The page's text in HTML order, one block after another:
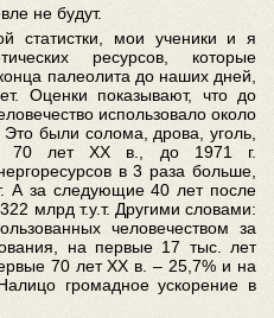
не будут.
статистки, мои ученики и я
ресурсов, которые
палеолита до наших дней,
Оценки показывают, что до
использовало около
были солома, дрова, уголь,
70 лет ХХ в., до 1971 г.
в 3 раза больше,
А за следующие 40 лет после
млрд т.у.т. Другими словами:
человечеством за
на первые 17 тыс. лет
70 лет ХХ в. – 25,7% и на
громадное ускорение в